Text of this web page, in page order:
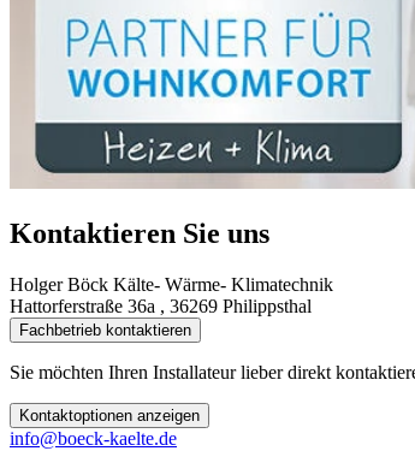
Kontaktieren Sie uns
Holger Böck Kälte- Wärme- Klimatechnik
Hattorferstraße 36a , 36269 Philippsthal
Fachbetrieb kontaktieren
Sie möchten Ihren Installateur lieber direkt
Kontaktoptionen anzeigen
info@boeck-kaelte.de